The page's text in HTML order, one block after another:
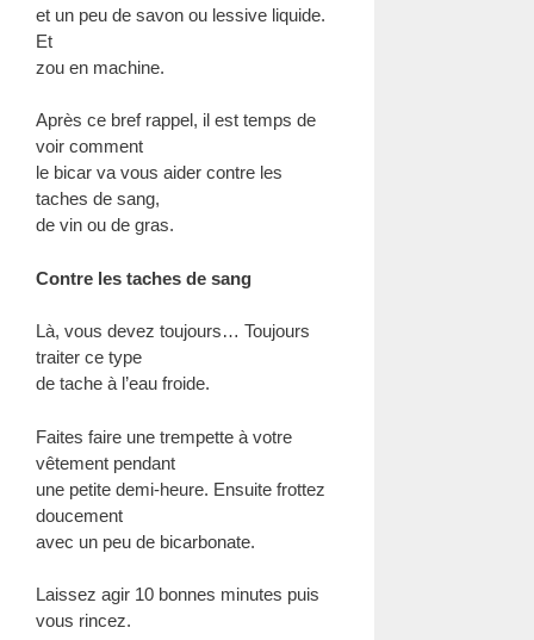
et un peu de savon ou lessive liquide.
Et
zou en machine.
Après ce bref rappel, il est temps de
voir comment
le bicar va vous aider contre les
taches de sang,
de vin ou de gras.
Contre les taches de sang
Là, vous devez toujours… Toujours
traiter ce type
de tache à l’eau froide.
Faites faire une trempette à votre
vêtement pendant
une petite demi-heure. Ensuite frottez
doucement
avec un peu de bicarbonate.
Laissez agir 10 bonnes minutes puis
vous rincez.